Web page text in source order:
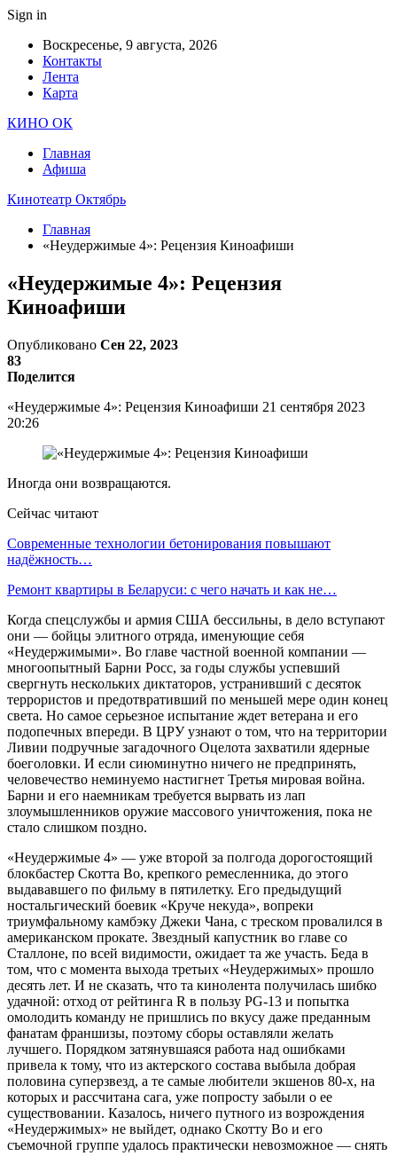
Sign in
Воскресенье, 9 августа, 2026
Контакты
Лента
Карта
КИНО ОК
Главная
Афиша
Кинотеатр Октябрь
Главная
«Неудержимые 4»: Рецензия Киноафиши
«Неудержимые 4»: Рецензия
Киноафиши
Опубликовано Сен 22, 2023
83
Поделится
«Неудержимые 4»: Рецензия Киноафиши 21 сентября 2023
20:26
Иногда они возвращаются.
Сейчас читают
Современные технологии бетонирования повышают
надёжность…
Ремонт квартиры в Беларуси: с чего начать и как не…
Когда спецслужбы и армия США бессильны, в дело вступают
они — бойцы элитного отряда, именующие себя
«Неудержимыми». Во главе частной военной компании —
многоопытный Барни Росс, за годы службы успевший
свергнуть нескольких диктаторов, устранивший с десяток
террористов и предотвративший по меньшей мере один конец
света. Но самое серьезное испытание ждет ветерана и его
подопечных впереди. В ЦРУ узнают о том, что на территории
Ливии подручные загадочного Оцелота захватили ядерные
боеголовки. И если сиюминутно ничего не предпринять,
человечество неминуемо настигнет Третья мировая война.
Барни и его наемникам требуется вырвать из лап
злоумышленников оружие массового уничтожения, пока не
стало слишком поздно.
«Неудержимые 4» — уже второй за полгода дорогостоящий
блокбастер Скотта Во, крепкого ремесленника, до этого
выдававшего по фильму в пятилетку. Его предыдущий
ностальгический боевик «Круче некуда», вопреки
триумфальному камбэку Джеки Чана, с треском провалился в
американском прокате. Звездный капустник во главе со
Сталлоне, по всей видимости, ожидает та же участь. Беда в
том, что с момента выхода третьих «Неудержимых» прошло
десять лет. И не сказать, что та кинолента получилась шибко
удачной: отход от рейтинга R в пользу PG-13 и попытка
омолодить команду не пришлись по вкусу даже преданным
фанатам франшизы, поэтому сборы оставляли желать
лучшего. Порядком затянувшаяся работа над ошибками
привела к тому, что из актерского состава выбыла добрая
половина суперзвезд, а те самые любители экшенов 80-х, на
которых и рассчитана сага, уже попросту забыли о ее
существовании. Казалось, ничего путного из возрождения
«Неудержимых» не выйдет, однако Скотту Во и его
съемочной группе удалось практически невозможное — снять